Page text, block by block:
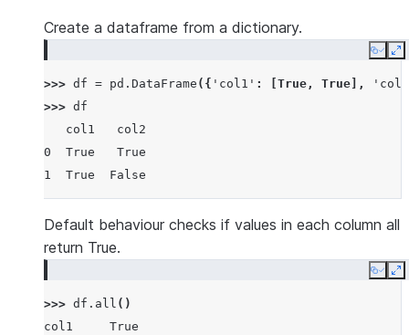
Create a dataframe from a dictionary.
Copy
>>> df = pd . DataFrame ({ 'col1' : True , True ],
>>> df
   col1   col2
0  True   True
1  True  False
Default behaviour checks if values in each column all
return True.
Copy
>>> df . all ()
col1     True